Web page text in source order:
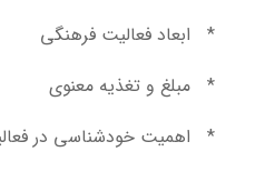
* ابعاد فعالیت فرهنگی
* مبلغ و تغذیه معنوی
* اهمیت خودشناسی در